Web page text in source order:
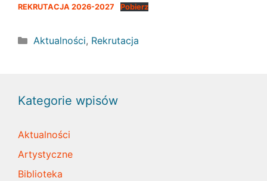
REKRUTACJA 2026-2027 Pobierz
Kategorie
Aktualności, Rekrutacja
Kategorie wpisów
Aktualności
Artystyczne
Biblioteka